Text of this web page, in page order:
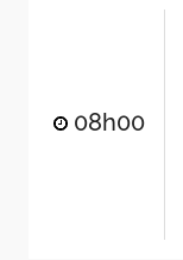
08h00